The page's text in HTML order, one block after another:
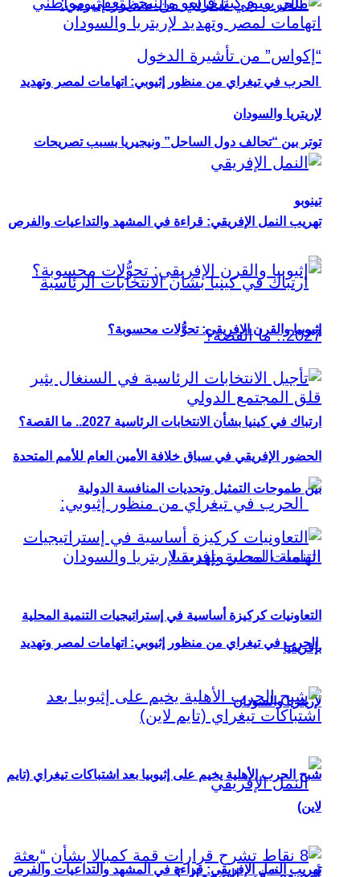
توتر بين “تحالف دول الساحل” ونيجيريا بسبب تصريحات
تينوبو
ارتباك في كينيا بشأن الانتخابات الرئاسية 2027.. ما القصة؟
الحرب في تيغراي من منظور إثيوبي: اتهامات لمصر وتهديد
لإريتريا والسودان
تهريب النمل الإفريقي: قراءة في المشهد والتداعيات والفرص
الحرب في تيغراي من منظور إثيوبي: اتهامات لمصر وتهديد
لإريتريا والسودان
تهريب النمل الإفريقي: قراءة في المشهد والتداعيات والفرص
إثيوبيا والقرن الإفريقي: تحوُّلات محسوبة؟
الحضور الإفريقي في سباق خلافة الأمين العام للأمم المتحدة
بين طموحات التمثيل وتحديات المنافسة الدولية
التعاونيات كركيزة أساسية في إستراتيجيات التنمية المحلية
بإفريقيا
شبح الحرب الأهلية يخيم على إثيوبيا بعد اشتباكات تيغراي (تايم
لاين)